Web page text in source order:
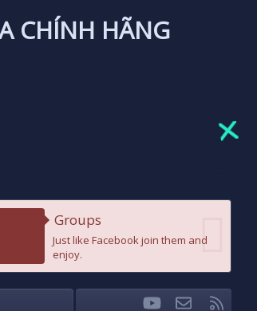
CHÍNH HÃNG
Groups
Just like Facebook join them and
enjoy.
FacebookTwitteryoutubeLiên hệ